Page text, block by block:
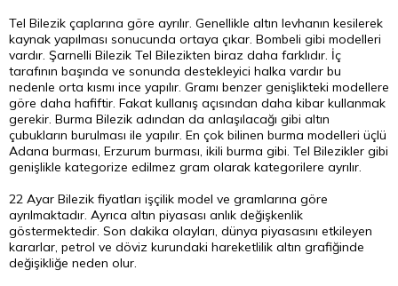
Tel Bilezik çaplarına göre ayrılır. Genellikle altın levhanın kesilerek
kaynak yapılması sonucunda ortaya çıkar. Bombeli gibi modelleri
vardır. Şarnelli Bilezik Tel Bilezikten biraz daha farklıdır. İç
tarafının başında ve sonunda destekleyici halka vardır bu
nedenle orta kısmı ince yapılır. Gramı benzer genişlikteki modellere
göre daha hafiftir. Fakat kullanış açısından daha kibar kullanmak
gerekir. Burma Bilezik adından da anlaşılacağı gibi altın
çubukların burulması ile yapılır. En çok bilinen burma modelleri üçlü
Adana burması, Erzurum burması, ikili burma gibi. Tel Bilezikler gibi
genişlikle kategorize edilmez gram olarak kategorilere ayrılır.
22 Ayar Bilezik fiyatları işçilik model ve gramlarına göre
ayrılmaktadır. Ayrıca altın piyasası anlık değişkenlik
göstermektedir. Son dakika olayları, dünya piyasasını etkileyen
kararlar, petrol ve döviz kurundaki hareketlilik altın grafiğinde
değişikliğe neden olur.